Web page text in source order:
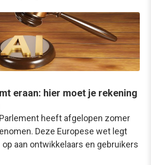
eraan: hier moet je rekening
heeft afgelopen zomer
Deze Europese wet legt
aan ontwikkelaars en gebruikers